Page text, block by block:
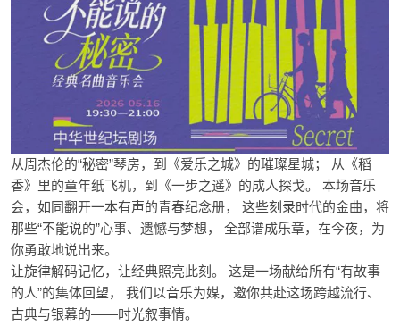
从周杰伦的“秘密”琴房，到《爱乐之城》的璀璨星城； 从《稻
香》里的童年纸飞机，到《一步之遥》的成人探戈。 本场音乐
会，如同翻开一本有声的青春纪念册， 这些刻录时代的金曲，将
那些“不能说的”心事、遗憾与梦想， 全部谱成乐章，在今夜，为
你勇敢地说出来。
让旋律解码记忆，让经典照亮此刻。 这是一场献给所有“有故事
的人”的集体回望， 我们以音乐为媒，邀你共赴这场跨越流行、
古典与银幕的——时光叙事情。